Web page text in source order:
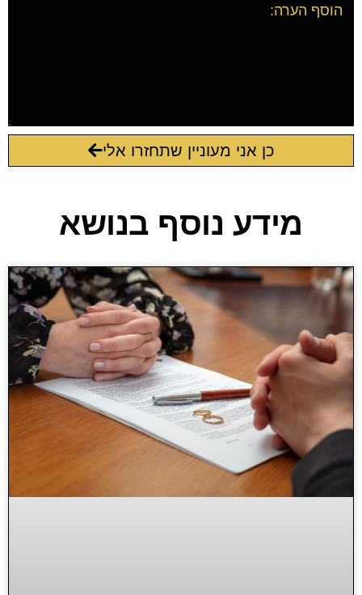
כן אני מעוניין שתחזרו אלי
מידע נוסף בנושא